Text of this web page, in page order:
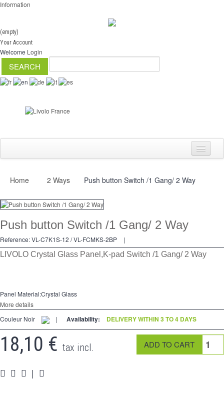
Information
(empty)
Your Account
Welcome Login
Switch
Dimmer
2 Ways
Pièces
Reseller program - LIVOLO France Official Website
Home 2 Ways Push button Switch /1 Gang/ 2 Way
Push button Switch /1 Gang/ 2 Way
Reference:VL-C7K1S-12 / VL-FCMKS-2BP
|
LIVOLO Crystal Glass Panel,K-pad Switch /1 Gang/ 2 Way
Panel Material:Crystal Glass
More details
Couleur Noir
| Availability: DELIVERY WITHIN 3 TO 4 DAYS
18,10 € tax incl.
|